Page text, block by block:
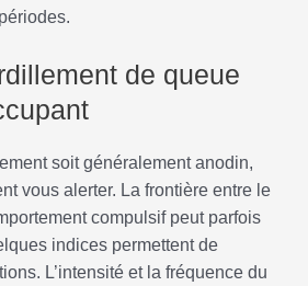
de queue
soit généralement anodin,
vous alerter. La frontière entre le
compulsif peut parfois
indices permettent de
L’intensité et la fréquence du